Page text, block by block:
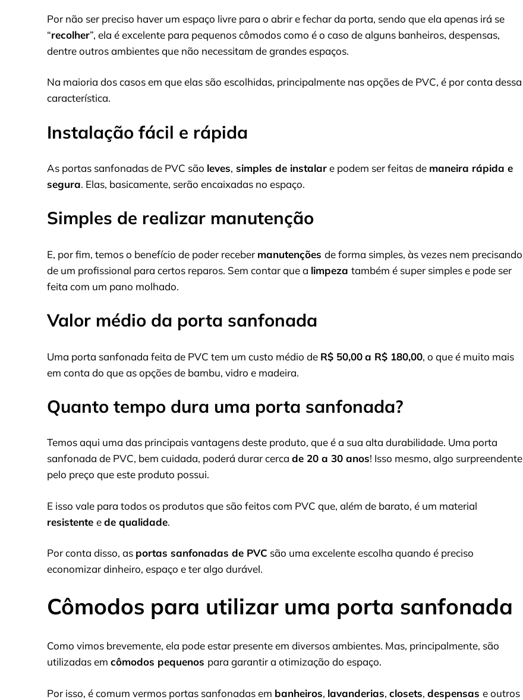
Por não ser preciso haver um espaço livre para o abrir e fechar da porta, sendo que ela apenas irá se
“recolher”, ela é excelente para pequenos cômodos como é o caso de alguns banheiros, despensas,
dentre outros ambientes que não necessitam de grandes espaços.
Na maioria dos casos em que elas são escolhidas, principalmente nas opções de PVC, é por conta dessa
característica.
Instalação fácil e rápida
As portas sanfonadas de PVC são leves, simples de instalare podem ser feitas de maneira rápida e
segura. Elas, basicamente, serão encaixadas no espaço.
Simples de realizar manutenção
E, por fim, temos o benefício de poder receber manutenções de forma simples, às vezes nem precisando
de um profissional para certos reparos. Sem contar que a limpeza também é super simples e pode ser
feita com um pano molhado.
Valor médio da porta sanfonada
Uma porta sanfonada feita de PVC tem um custo médio de R$ 50,00a R$ 180,00, o que é muito mais
em conta do que as opções de bambu, vidro e madeira.
Quanto tempo dura uma porta sanfonada?
Temos aqui uma das principais vantagens deste produto, que é a sua alta durabilidade. Uma porta
sanfonada de PVC, bem cuidada, poderá durar cerca de 20 a 30 anos! Isso mesmo, algo surpreendente
pelo preço que este produto possui.
E isso vale para todos os produtos que são feitos com PVC que, além de barato, é um material
resistente ede qualidade.
Por conta disso, as portas sanfonadas de PVC são uma excelente escolha quando é preciso
economizar dinheiro, espaço e ter algo durável.
Cômodos para utilizar uma porta sanfonada
Como vimos brevemente, ela pode estar presente em diversos ambientes. Mas, principalmente, são
utilizadas em cômodos pequenos para garantir a otimização do espaço.
Por isso, é comum vermos portas sanfonadas em banheiros, lavanderias, closets, despensas e outros